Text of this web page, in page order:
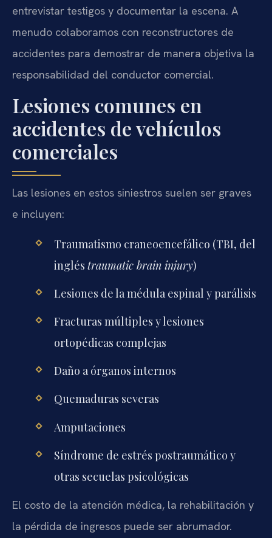
entrevistar testigos y documentar la escena. A
menudo colaboramos con reconstructores de
accidentes para demostrar de manera objetiva la
responsabilidad del conductor comercial.
Lesiones comunes en
accidentes de vehículos
comerciales
Las lesiones en estos siniestros suelen ser graves
e incluyen:
Traumatismo craneoencefálico (TBI, del
inglés traumatic brain injury)
Lesiones de la médula espinal y parálisis
Fracturas múltiples y lesiones
ortopédicas complejas
Daño a órganos internos
Quemaduras severas
Amputaciones
Síndrome de estrés postraumático y
otras secuelas psicológicas
El costo de la atención médica, la rehabilitación y
la pérdida de ingresos puede ser abrumador.